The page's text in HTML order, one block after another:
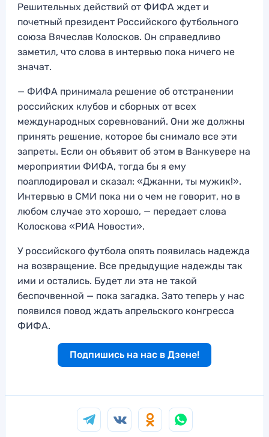
Решительных действий от ФИФА ждет и
почетный президент Российского футбольного
союза Вячеслав Колосков. Он справедливо
заметил, что слова в интервью пока ничего не
значат.
— ФИФА принимала решение об отстранении
российских клубов и сборных от всех
международных соревнований. Они же должны
принять решение, которое бы снимало все эти
запреты. Если он объявит об этом в Ванкувере на
мероприятии ФИФА, тогда бы я ему
поаплодировал и сказал: «Джанни, ты мужик!».
Интервью в СМИ пока ни о чем не говорит, но в
любом случае это хорошо, — передает слова
Колоскова «РИА Новости».
У российского футбола опять появилась надежда
на возвращение. Все предыдущие надежды так
ими и остались. Будет ли эта не такой
беспочвенной — пока загадка. Зато теперь у нас
появился повод ждать апрельского конгресса
ФИФА.
Подпишись на нас в Дзене!